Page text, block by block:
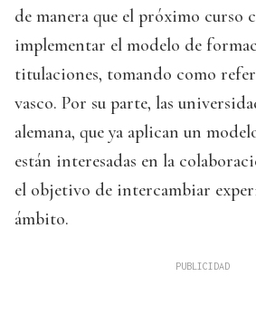
de manera que el próximo curso
implementar el modelo de
titulaciones, tomando como
vasco. Por su parte, las
alemana, que ya aplican un
están interesadas en la
el objetivo de intercambiar
ámbito.